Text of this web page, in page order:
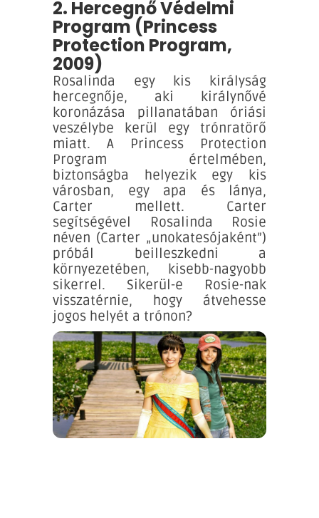
2. Hercegnő Védelmi
Program (Princess
Protection Program,
2009)
Rosalinda egy kis királyság
hercegnője, aki királynővé
koronázása pillanatában óriási
veszélybe kerül egy trónratörő
miatt. A Princess Protection
Program értelmében,
biztonságba helyezik egy kis
városban, egy apa és lánya,
Carter mellett. Carter
segítségével Rosalinda Rosie
néven (Carter „unokatesójaként”)
próbál beilleszkedni a
környezetében, kisebb-nagyobb
sikerrel. Sikerül-e Rosie-nak
visszatérnie, hogy átvehesse
jogos helyét a trónon?